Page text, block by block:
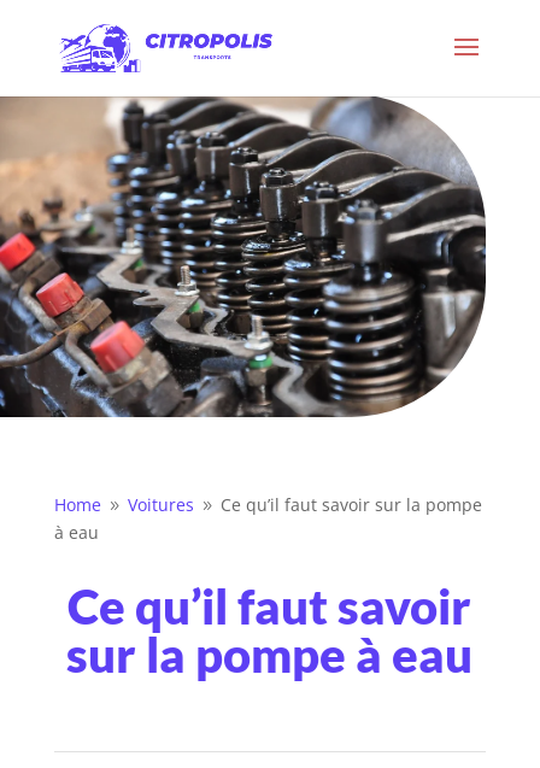
Home 9 Voitures 9 Ce qu’il faut savoir sur la pompe
à eau
Ce qu’il faut savoir
sur la pompe à eau